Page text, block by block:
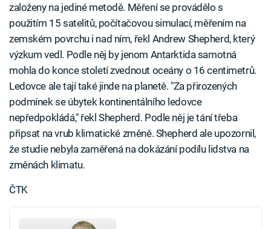
založeny na jediné metodě. Měření se provádělo s
použitím 15 satelitů, počítačovou simulací, měřením na
zemském povrchu i nad ním, řekl Andrew Shepherd, který
výzkum vedl. Podle něj by jenom Antarktida samotná
mohla do konce století zvednout oceány o 16 centimetrů.
Ledovce ale tají také jinde na planetě. "Za přirozených
podmínek se úbytek kontinentálního ledovce
nepředpokládá," řekl Shepherd. Podle něj je tání třeba
připsat na vrub klimatické změně. Shepherd ale upozornil,
že studie nebyla zaměřená na dokázání podílu lidstva na
změnách klimatu.
ČTK